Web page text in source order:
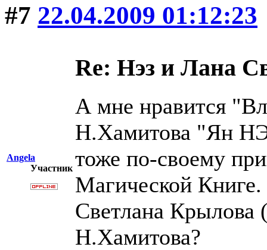
#7 22.04.2009 01:12:23
Angela
Участник
Re: Нэз и Лана
А мне нравится
Н.Хамитова "Ян
тоже по-своему
Магической Книге.
Светлана Крылова
Н.Хамитова?